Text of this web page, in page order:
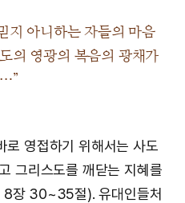
지 아니하는 자들의 마음
의 영광의 복음의 광채가
…”
로 영접하기 위해서는 사도
그리스도를 깨닫는 지혜를
8장 30~35절). 유대인들처